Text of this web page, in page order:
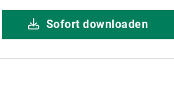
Sofort downloaden